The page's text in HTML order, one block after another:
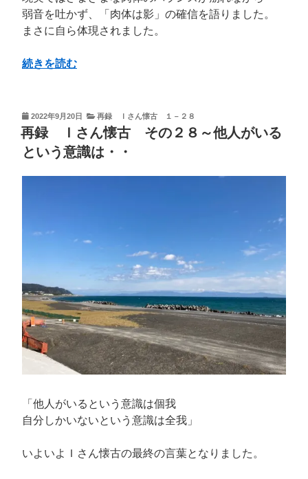
弱音を吐かず、「肉体は影」の確信を語りました。
まさに自ら体現されました。
“再
さ
ん
懐
古
そ
な
い
世
界
私。”
続きを読む
投
稿
日:
2022年9月20日 再録 Ｉさん懐古 １－２８
再録 Ｉさん懐古 その２８～他人がいる
という意識は・・
「他人がいるという意識は個我
自分しかいないという意識は全我」
いよいよＩさん懐古の最終の言葉となりました。